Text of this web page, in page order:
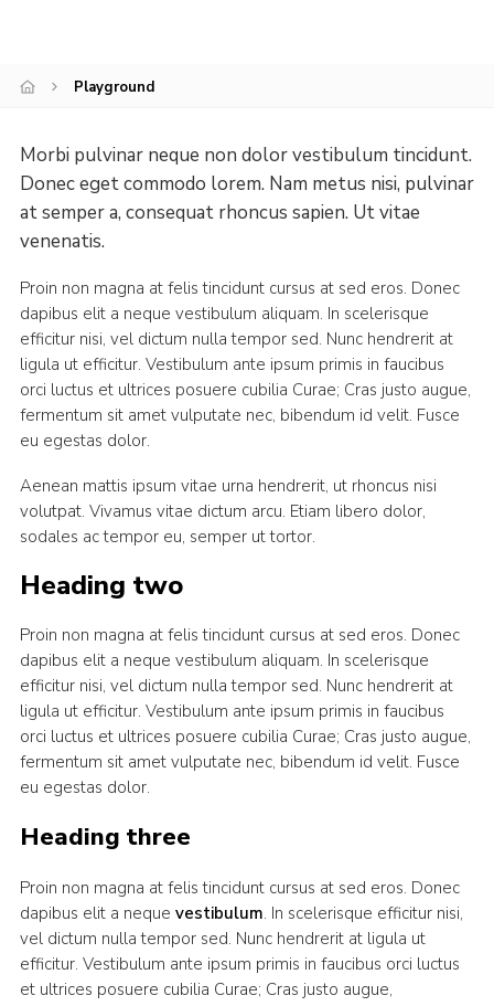
Playground
Morbi pulvinar neque non dolor vestibulum tincidunt.
Donec eget commodo lorem. Nam metus nisi, pulvinar
at semper a, consequat rhoncus sapien. Ut vitae
venenatis.
Proin non magna at felis tincidunt cursus at sed eros. Donec
dapibus elit a neque vestibulum aliquam. In scelerisque
efficitur nisi, vel dictum nulla tempor sed. Nunc hendrerit at
ligula ut efficitur. Vestibulum ante ipsum primis in faucibus
orci luctus et ultrices posuere cubilia Curae; Cras justo augue,
fermentum sit amet vulputate nec, bibendum id velit. Fusce
eu egestas dolor.
Aenean mattis ipsum vitae urna hendrerit, ut rhoncus nisi
volutpat. Vivamus vitae dictum arcu. Etiam libero dolor,
sodales ac tempor eu, semper ut tortor.
Heading two
Proin non magna at felis tincidunt cursus at sed eros. Donec
dapibus elit a neque vestibulum aliquam. In scelerisque
efficitur nisi, vel dictum nulla tempor sed. Nunc hendrerit at
ligula ut efficitur. Vestibulum ante ipsum primis in faucibus
orci luctus et ultrices posuere cubilia Curae; Cras justo augue,
fermentum sit amet vulputate nec, bibendum id velit. Fusce
eu egestas dolor.
Heading three
Proin non magna at felis tincidunt cursus at sed eros. Donec
dapibus elit a neque vestibulum. In scelerisque efficitur nisi,
vel dictum nulla tempor sed. Nunc hendrerit at ligula ut
efficitur. Vestibulum ante ipsum primis in faucibus orci luctus
et ultrices posuere cubilia Curae; Cras justo augue,